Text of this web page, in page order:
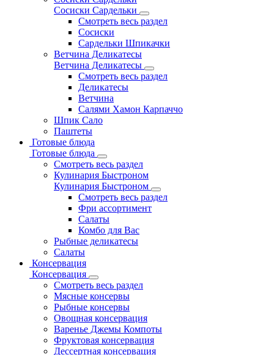
Сосиски Сардельки
Смотреть весь раздел
Сосиски
Сардельки Шпикачки
Ветчина Деликатесы
Ветчина Деликатесы
Смотреть весь раздел
Деликатесы
Ветчина
Салями Хамон Карпаччо
Шпик Сало
Паштеты
Готовые блюда
Готовые блюда
Смотреть весь раздел
Кулинария Быстроном
Кулинария Быстроном
Смотреть весь раздел
Фри ассортимент
Салаты
Комбо для Вас
Рыбные деликатесы
Салаты
Консервация
Консервация
Смотреть весь раздел
Мясные консервы
Рыбные консервы
Овощная консервация
Варенье Джемы Компоты
Фруктовая консервация
Дессертная консервация